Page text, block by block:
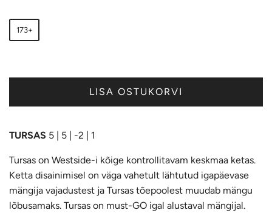
173+
LISA OSTUKORVI
TURSAS 5 | 5 | -2 | 1
Tursas on Westside-i kõige kontrollitavam keskmaa ketas.
Ketta disainimisel on väga vahetult lähtutud igapäevase
mängija vajadustest ja Tursas tõepoolest muudab mängu
lõbusamaks. Tursas on must-GO igal alustaval mängijal.